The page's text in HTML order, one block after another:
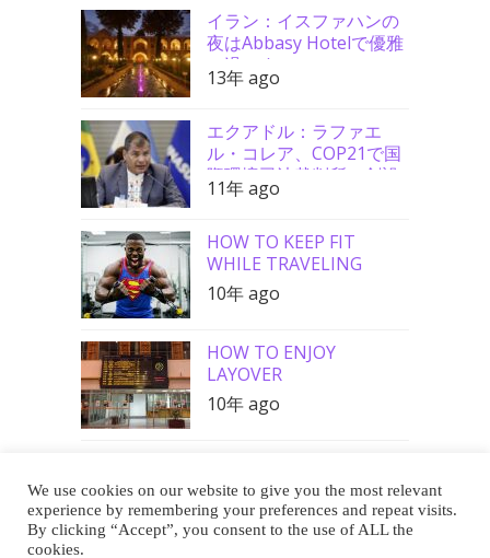
イラン：イスファハンの
夜はAbbasy Hotelで優雅
に過ごす
13年 ago
エクアドル：ラファエ
ル・コレア、COP21で国
際環境司法裁判所の創設
を要請
11年 ago
HOW TO KEEP FIT
WHILE TRAVELING
10年 ago
HOW TO ENJOY
LAYOVER
10年 ago
Buy Me a Coffee
We use cookies on our website to give you the most relevant
experience by remembering your preferences and repeat visits.
By clicking “Accept”, you consent to the use of ALL the
cookies.